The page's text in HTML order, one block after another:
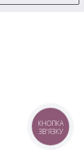
КНОПКА
ЗВ'ЯЗКУ